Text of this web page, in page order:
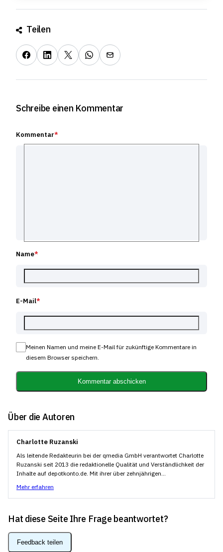
Teilen
Schreibe einen Kommentar
Kommentar*
Name*
E-Mail*
Meinen Namen und meine E-Mail für zukünftige Kommentare in
diesem Browser speichern.
Kommentar abschicken
Über die Autoren
Charlotte Ruzanski
Als leitende Redakteurin bei der qmedia GmbH verantwortet Charlotte
Ruzanski seit 2013 die redaktionelle Qualität und Verständlichkeit der
Inhalte auf depotkonto.de. Mit ihrer über zehnjährigen...
Mehr erfahren
Hat diese Seite Ihre Frage beantwortet?
Feedback teilen